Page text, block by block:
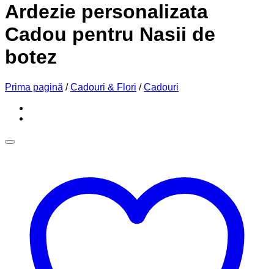
Ardezie personalizata
Cadou pentru Nasii de
botez
Prima pagină / Cadouri & Flori / Cadouri